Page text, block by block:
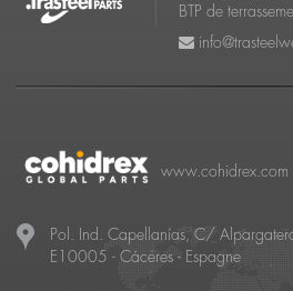
BTP de
www.cohidrex.com
Pol. Ind. Capellanías, C/
E10005 - Cáceres - Espagne